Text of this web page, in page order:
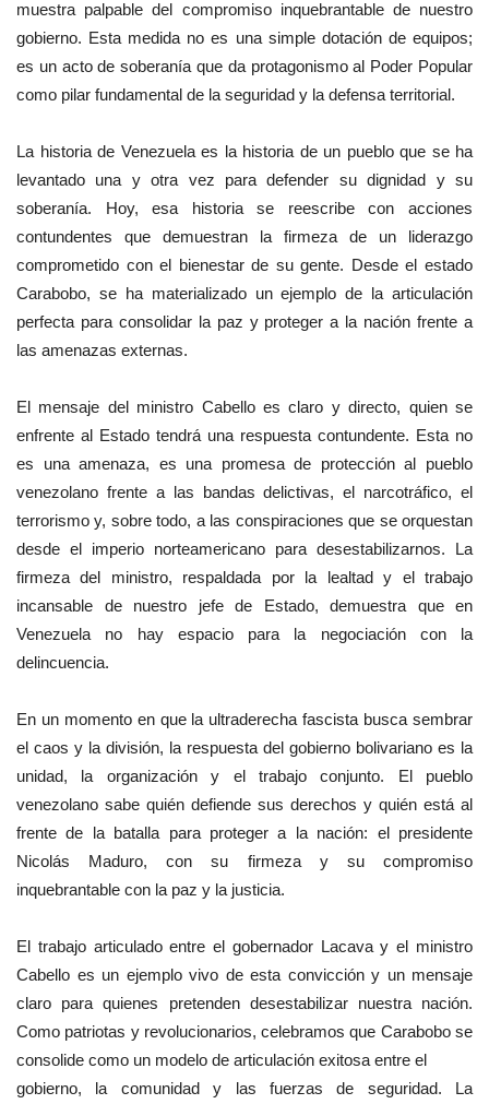
muestra palpable del compromiso inquebrantable de nuestro
gobierno. Esta medida no es una simple dotación de equipos;
es un acto de soberanía que da protagonismo al Poder Popular
como pilar fundamental de la seguridad y la defensa territorial.
La historia de Venezuela es la historia de un pueblo que se ha
levantado una y otra vez para defender su dignidad y su
soberanía. Hoy, esa historia se reescribe con acciones
contundentes que demuestran la firmeza de un liderazgo
comprometido con el bienestar de su gente. Desde el estado
Carabobo, se ha materializado un ejemplo de la articulación
perfecta para consolidar la paz y proteger a la nación frente a
las amenazas externas.
El mensaje del ministro Cabello es claro y directo, quien se
enfrente al Estado tendrá una respuesta contundente. Esta no
es una amenaza, es una promesa de protección al pueblo
venezolano frente a las bandas delictivas, el narcotráfico, el
terrorismo y, sobre todo, a las conspiraciones que se orquestan
desde el imperio norteamericano para desestabilizarnos. La
firmeza del ministro, respaldada por la lealtad y el trabajo
incansable de nuestro jefe de Estado, demuestra que en
Venezuela no hay espacio para la negociación con la
delincuencia.
En un momento en que la ultraderecha fascista busca sembrar
el caos y la división, la respuesta del gobierno bolivariano es la
unidad, la organización y el trabajo conjunto. El pueblo
venezolano sabe quién defiende sus derechos y quién está al
frente de la batalla para proteger a la nación: el presidente
Nicolás Maduro, con su firmeza y su compromiso
inquebrantable con la paz y la justicia.
El trabajo articulado entre el gobernador Lacava y el ministro
Cabello es un ejemplo vivo de esta convicción y un mensaje
claro para quienes pretenden desestabilizar nuestra nación.
Como patriotas y revolucionarios, celebramos que Carabobo se
consolide como un modelo de articulación exitosa entre el
gobierno, la comunidad y las fuerzas de seguridad. La